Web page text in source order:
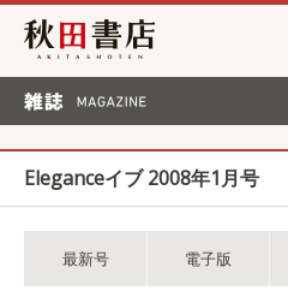
秋田書店
Eleganceイブ 2008年1月号
最新号 電子版